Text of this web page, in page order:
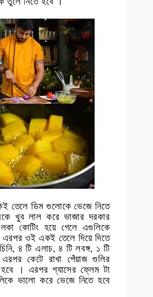
তেলে ডিম গুলোকে ভেজে নিতে
খুব লাল করে ভাজার দরকার
কোটিং হয়ে গেলে এগুলিকে
ওই একই তেলে দিয়ে দিতে
৪ টি এলাচ, ৪ টি লবঙ্গ, ১ টি
কেটে রাখা পেঁয়াজ গুলির
হবে । এরপর গ্যাসের ফ্লেম টা
ভালো করে ভেজে নিতে হবে